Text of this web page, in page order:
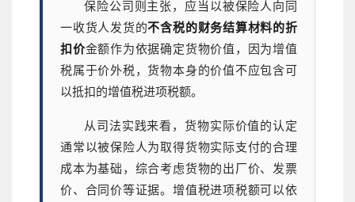
保险公司则主张，应当以被保险人向同
一收货人发货的不含税的财务结算材料的折
扣价金额作为依据确定货物价值，因为增值
税属于价外税，货物本身的价值不应包含可
以抵扣的增值税进项税额。
从司法实践来看，货物实际价值的认定
通常以被保险人为取得货物实际支付的合理
成本为基础，综合考虑货物的出厂价、发票
价、合同价等证据。增值税进项税额可以依